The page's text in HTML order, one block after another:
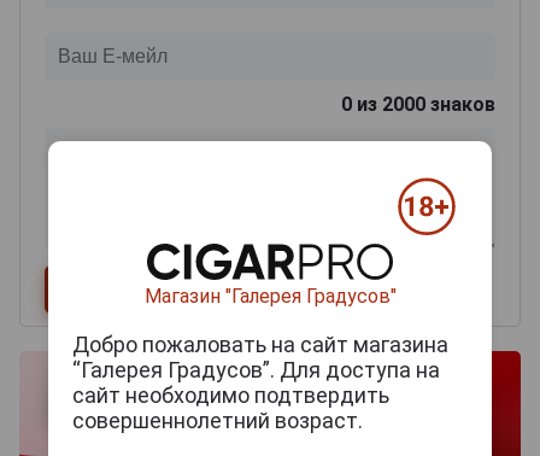
0 из 2000 знаков
Магазин "Галерея Градусов"
Добро пожаловать на сайт магазина
“Галерея Градусов”. Для доступа на
сайт необходимо подтвердить
совершеннолетний возраст.